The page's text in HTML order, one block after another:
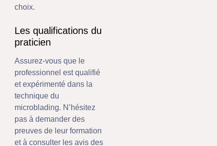
choix.
Les qualifications du
praticien
Assurez-vous que le
professionnel est qualifié
et expérimenté dans la
technique du
microblading. N’hésitez
pas à demander des
preuves de leur formation
et à consulter les avis des